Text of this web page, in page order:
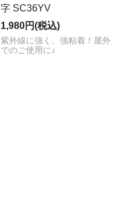
字 SC36YV
1,980円(税込)
紫外線に強く、強粘着！屋外
でのご使用に♪